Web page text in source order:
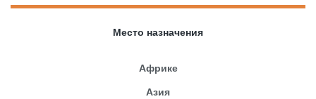
Место назначения
Африке
Азия